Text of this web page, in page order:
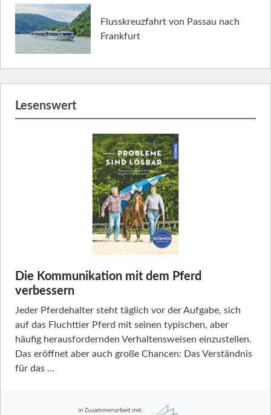
Flusskreuzfahrt von Passau nach
Frankfurt
Lesenswert
Die Kommunikation mit dem Pferd
verbessern
Jeder Pferdehalter steht täglich vor der Aufgabe, sich
auf das Fluchttier Pferd mit seinen typischen, aber
häufig herausfordernden Verhaltensweisen einzustellen.
Das eröffnet aber auch große Chancen: Das Verständnis
für das …